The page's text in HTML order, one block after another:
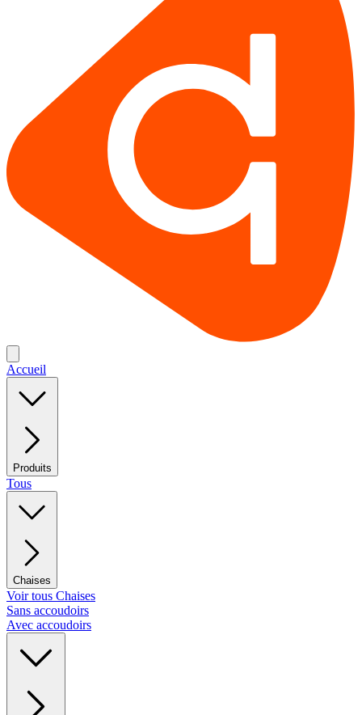
Accueil
Produits
Tous
Chaises
Voir tous Chaises
Sans accoudoirs
Avec accoudoirs